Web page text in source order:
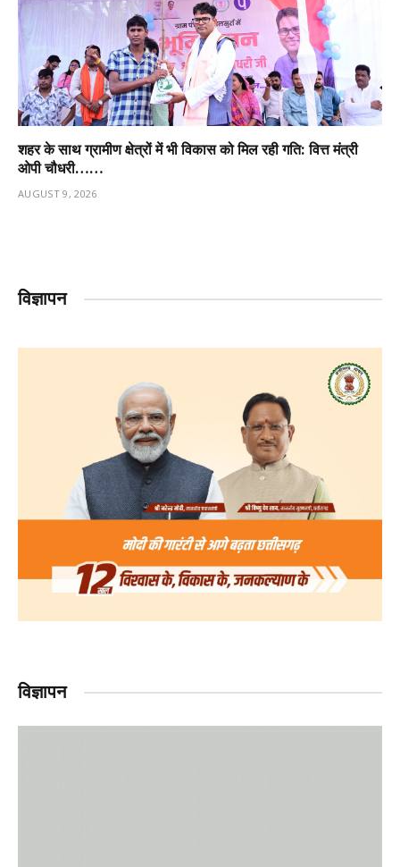
शहर के साथ ग्रामीण क्षेत्रों में भी विकास को मिल रही गति: वित्त मंत्री
ओपी चौधरी……
AUGUST 9, 2026
विज्ञापन
विज्ञापन